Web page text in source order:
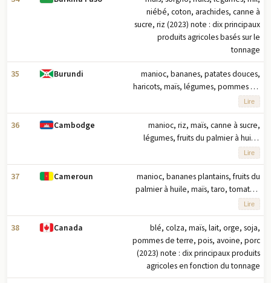
niébé, coton, arachides, canne à
sucre, riz (2023) note : dix principaux
produits agricoles basés sur le
tonnage
35 Burundi
manioc, bananes, patates douces,
haricots, maïs, légumes, pommes de
terre, riz, canne à sucre, fruits (2023)
note : dix principaux produits
agricoles basés sur le tonnage
Lire
36 Cambodge
manioc, riz, maïs, canne à sucre,
légumes, fruits du palmier à huile,
caoutchouc, bananes, jute, porc
(2023) note : dix principaux produits
agricoles basés sur le tonnage
Lire
37 Cameroun
manioc, bananes plantains, fruits du
palmier à huile, maïs, taro, tomates,
sorgho, canne à sucre, bananes,
légumes (2023) note : dix principaux
produits agricoles basés sur le
tonnage
Lire
38 Canada
blé, colza, maïs, lait, orge, soja,
pommes de terre, pois, avoine, porc
(2023) note : dix principaux produits
agricoles en fonction du tonnage